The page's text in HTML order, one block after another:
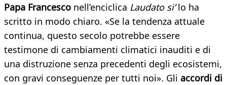
Papa Francesco nell’enciclica Laudato si’lo ha
scritto in modo chiaro. «Se la tendenza attuale
continua, questo secolo potrebbe essere
testimone di cambiamenti climatici inauditi e di
una distruzione senza precedenti degli ecosistemi,
con gravi conseguenze per tutti noi». Gli accordi di